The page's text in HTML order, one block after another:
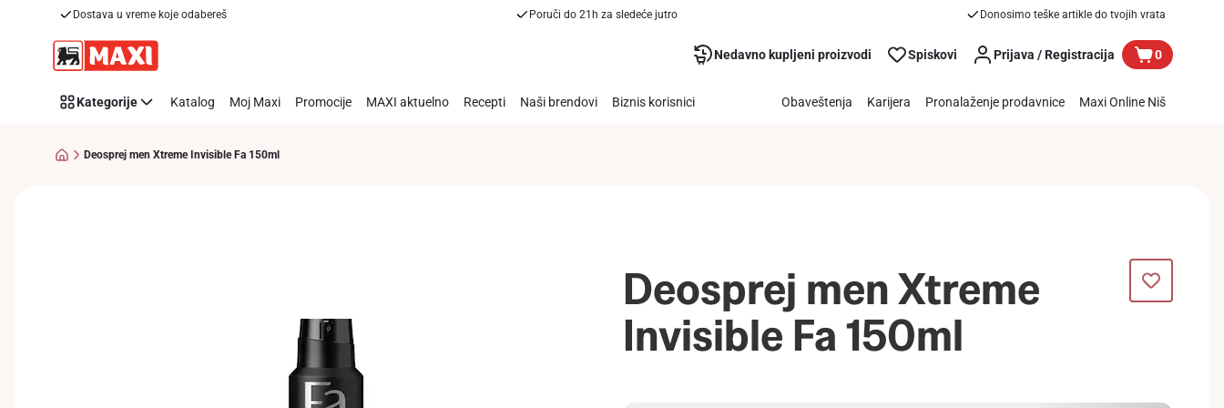
Dostava u vreme koje odabereš Poruči do 21h za sledeće jutro Donosimo teške artikle do tvojih vrata
Nedavno kupljeni proizvodi Spiskovi Prijava / Registracija 0
Kategorije Katalog Moj Maxi Promocije MAXI aktuelno Recepti Naši brendovi Biznis korisnici Obaveštenja Karijera Pronalaženje prodavnice Maxi Online Niš
Deosprej men Xtreme Invisible Fa 150ml
Deosprej men Xtreme
Invisible Fa 150ml